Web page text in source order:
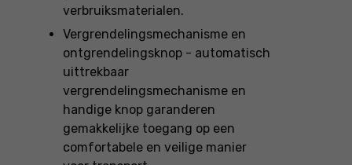
verbruiksmaterialen.
Vergrendelingsmechanisme en
ontgrendelingsknop - automatisch
uittrekbaar
vergrendelingsmechanisme en
handige knop garanderen
gemakkelijke toegang op een
comfortabele en veilige manier